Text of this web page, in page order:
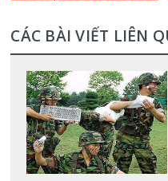
CÁC BÀI VIẾT LIÊN